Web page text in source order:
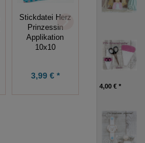
Stickdatei Herz
Prinzessin
Applikation
10x10
3,99 € *
Stickdatei
10x10
4,00 € *